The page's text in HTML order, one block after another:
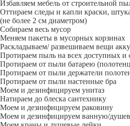
Избавляем мебель от строительной
Оттираем следы и капли краски,
(не более 2 см диаметром)
Собираем весь мусор
Меняем пакеты в мусорных корзинах
Раскладываем/ развешиваем вещи
Протираем пыль на всех доступных и
Протираем от пыли батарею
Протираем от пыли держатели
Протираем от пыли настенные бра
Моем и дезинфицируем унитаз
Натираем до блеска сантехнику
Моем и дезинфицируем раковину
Моем и дезинфицируем ванную/